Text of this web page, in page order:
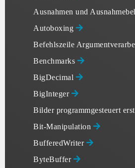
Ausnahmen und
Autoboxing
Befehlszeile
Benchmarks
BigDecimal
BigInteger
Bilder programmgesteuert
Bit-Manipulation
BufferedWriter
ByteBuffer